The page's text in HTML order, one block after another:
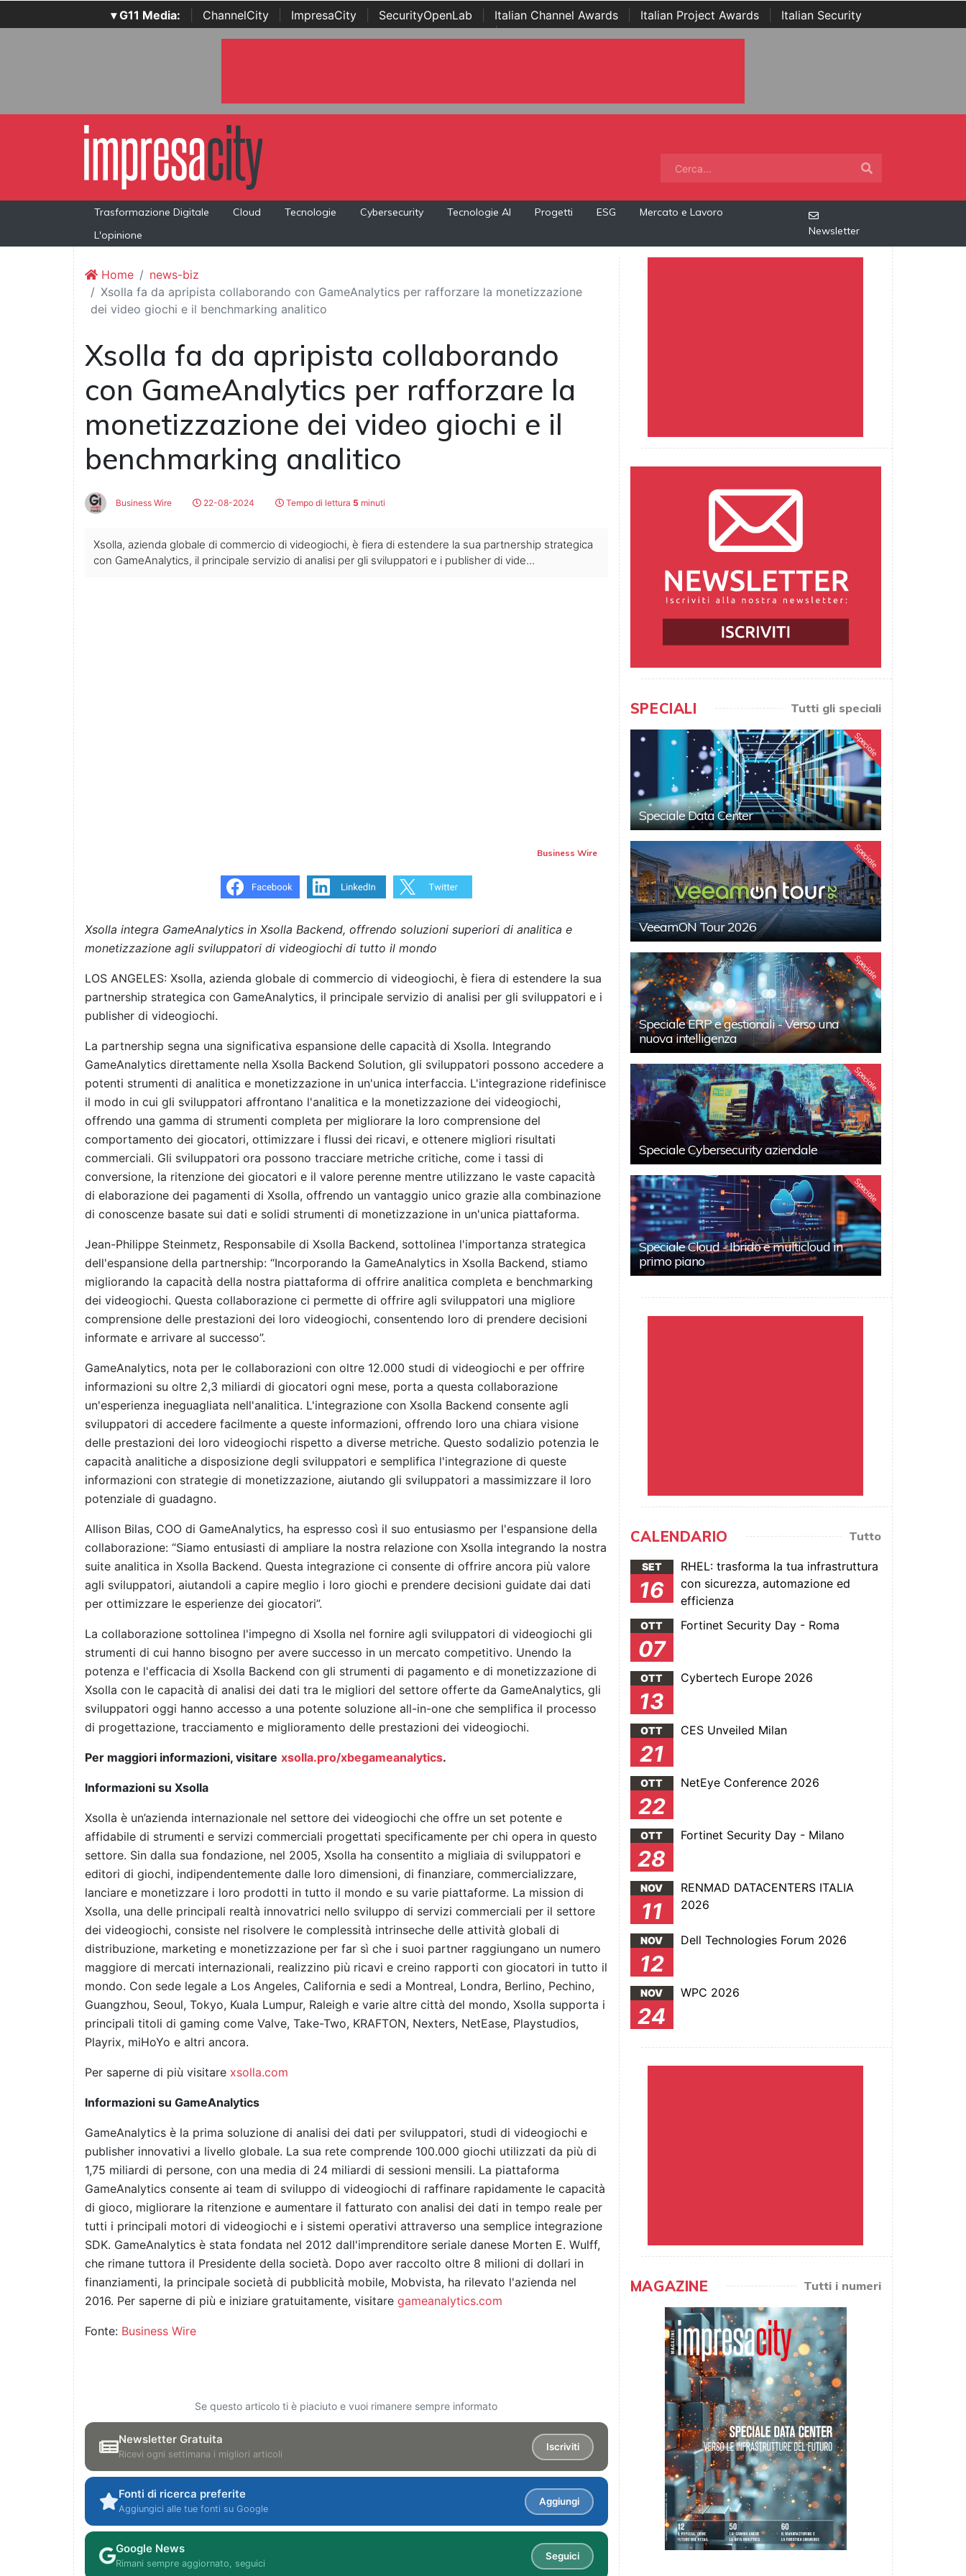
▾ G11 Media: ChannelCity ImpresaCity SecurityOpenLab Italian Channel Awards Italian Project Awards
Italian Security
Awards | ...
Trasformazione Digitale Cloud Tecnologie Cybersecurity Tecnologie AI Progetti ESG
Mercato e Lavoro
L'opinione
Newsletter
Home
news-biz
Xsolla fa da apripista collaborando con GameAnalytics per rafforzare la monetizzazione
dei video giochi e il benchmarking analitico
Xsolla fa da apripista collaborando
con GameAnalytics per rafforzare la
monetizzazione dei video giochi e il
benchmarking analitico
Business Wire 22-08-2024 Tempo di lettura 5 minuti
Xsolla, azienda globale di commercio di videogiochi, è fiera di estendere la sua partnership strategica
con GameAnalytics, il principale servizio di analisi per gli sviluppatori e i publisher di vide...
Business Wire
Xsolla integra GameAnalytics in Xsolla Backend, offrendo soluzioni superiori di analitica e
monetizzazione agli sviluppatori di videogiochi di tutto il mondo
LOS ANGELES: Xsolla, azienda globale di commercio di videogiochi, è fiera di estendere la sua
partnership strategica con GameAnalytics, il principale servizio di analisi per gli sviluppatori e i
publisher di videogiochi.
La partnership segna una significativa espansione delle capacità di Xsolla. Integrando
GameAnalytics direttamente nella Xsolla Backend Solution, gli sviluppatori possono accedere a
potenti strumenti di analitica e monetizzazione in un'unica interfaccia. L'integrazione ridefinisce
il modo in cui gli sviluppatori affrontano l'analitica e la monetizzazione dei videogiochi,
offrendo una gamma di strumenti completa per migliorare la loro comprensione del
comportamento dei giocatori, ottimizzare i flussi dei ricavi, e ottenere migliori risultati
commerciali. Gli sviluppatori ora possono tracciare metriche critiche, come i tassi di
conversione, la ritenzione dei giocatori e il valore perenne mentre utilizzano le vaste capacità
di elaborazione dei pagamenti di Xsolla, offrendo un vantaggio unico grazie alla combinazione
di conoscenze basate sui dati e solidi strumenti di monetizzazione in un'unica piattaforma.
Jean-Philippe Steinmetz, Responsabile di Xsolla Backend, sottolinea l'importanza strategica
dell'espansione della partnership: “Incorporando la GameAnalytics in Xsolla Backend, stiamo
migliorando la capacità della nostra piattaforma di offrire analitica completa e benchmarking
dei videogiochi. Questa collaborazione ci permette di offrire agli sviluppatori una migliore
comprensione delle prestazioni dei loro videogiochi, consentendo loro di prendere decisioni
informate e arrivare al successo”.
GameAnalytics, nota per le collaborazioni con oltre 12.000 studi di videogiochi e per offrire
informazioni su oltre 2,3 miliardi di giocatori ogni mese, porta a questa collaborazione
un'esperienza ineguagliata nell'analitica. L'integrazione con Xsolla Backend consente agli
sviluppatori di accedere facilmente a queste informazioni, offrendo loro una chiara visione
delle prestazioni dei loro videogiochi rispetto a diverse metriche. Questo sodalizio potenzia le
capacità analitiche a disposizione degli sviluppatori e semplifica l'integrazione di queste
informazioni con strategie di monetizzazione, aiutando gli sviluppatori a massimizzare il loro
potenziale di guadagno.
Allison Bilas, COO di GameAnalytics, ha espresso così il suo entusiasmo per l'espansione della
collaborazione: “Siamo entusiasti di ampliare la nostra relazione con Xsolla integrando la nostra
suite analitica in Xsolla Backend. Questa integrazione ci consente di offrire ancora più valore
agli sviluppatori, aiutandoli a capire meglio i loro giochi e prendere decisioni guidate dai dati
per ottimizzare le esperienze dei giocatori”.
La collaborazione sottolinea l'impegno di Xsolla nel fornire agli sviluppatori di videogiochi gli
strumenti di cui hanno bisogno per avere successo in un mercato competitivo. Unendo la
potenza e l'efficacia di Xsolla Backend con gli strumenti di pagamento e di monetizzazione di
Xsolla con le capacità di analisi dei dati tra le migliori del settore offerte da GameAnalytics, gli
sviluppatori oggi hanno accesso a una potente soluzione all-in-one che semplifica il processo
di progettazione, tracciamento e miglioramento delle prestazioni dei videogiochi.
Per maggiori informazioni, visitare xsolla.pro/xbegameanalytics.
Informazioni su Xsolla
Xsolla è un’azienda internazionale nel settore dei videogiochi che offre un set potente e
affidabile di strumenti e servizi commerciali progettati specificamente per chi opera in questo
settore. Sin dalla sua fondazione, nel 2005, Xsolla ha consentito a migliaia di sviluppatori e
editori di giochi, indipendentemente dalle loro dimensioni, di finanziare, commercializzare,
lanciare e monetizzare i loro prodotti in tutto il mondo e su varie piattaforme. La mission di
Xsolla, una delle principali realtà innovatrici nello sviluppo di servizi commerciali per il settore
dei videogiochi, consiste nel risolvere le complessità intrinseche delle attività globali di
distribuzione, marketing e monetizzazione per far sì che i suoi partner raggiungano un numero
maggiore di mercati internazionali, realizzino più ricavi e creino rapporti con giocatori in tutto il
mondo. Con sede legale a Los Angeles, California e sedi a Montreal, Londra, Berlino, Pechino,
Guangzhou, Seoul, Tokyo, Kuala Lumpur, Raleigh e varie altre città del mondo, Xsolla supporta i
principali titoli di gaming come Valve, Take-Two, KRAFTON, Nexters, NetEase, Playstudios,
Playrix, miHoYo e altri ancora.
Per saperne di più visitare xsolla.com
Informazioni su GameAnalytics
GameAnalytics è la prima soluzione di analisi dei dati per sviluppatori, studi di videogiochi e
publisher innovativi a livello globale. La sua rete comprende 100.000 giochi utilizzati da più di
1,75 miliardi di persone, con una media di 24 miliardi di sessioni mensili. La piattaforma
GameAnalytics consente ai team di sviluppo di videogiochi di raffinare rapidamente le capacità
di gioco, migliorare la ritenzione e aumentare il fatturato con analisi dei dati in tempo reale per
tutti i principali motori di videogiochi e i sistemi operativi attraverso una semplice integrazione
SDK. GameAnalytics è stata fondata nel 2012 dall'imprenditore seriale danese Morten E. Wulff,
che rimane tuttora il Presidente della società. Dopo aver raccolto oltre 8 milioni di dollari in
finanziamenti, la principale società di pubblicità mobile, Mobvista, ha rilevato l'azienda nel
2016. Per saperne di più e iniziare gratuitamente, visitare gameanalytics.com
Fonte: Business Wire
Se questo articolo ti è piaciuto e vuoi rimanere sempre informato
Newsletter Gratuita
Ricevi ogni settimana i migliori articoli
Iscriviti
Fonti di ricerca preferite
Aggiungici alle tue fonti su Google
Aggiungi
Google News
Rimani sempre aggiornato, seguici
Seguici
SPECIALI Tutti gli speciali
Speciale
Speciale Data Center
Speciale
VeeamON Tour 2026
Speciale
Speciale ERP e gestionali - Verso una
nuova intelligenza
Speciale
Speciale Cybersecurity aziendale
Speciale
Speciale Cloud - Ibrido e multicloud in
primo piano
CALENDARIO Tutto
SET
16
RHEL: trasforma la tua infrastruttura
con sicurezza, automazione ed
efficienza
OTT
07
Fortinet Security Day - Roma
OTT
13
Cybertech Europe 2026
OTT
21
CES Unveiled Milan
OTT
22
NetEye Conference 2026
OTT
28
Fortinet Security Day - Milano
NOV
11
RENMAD DATACENTERS ITALIA
2026
NOV
12
Dell Technologies Forum 2026
NOV
24
WPC 2026
MAGAZINE Tutti i numeri